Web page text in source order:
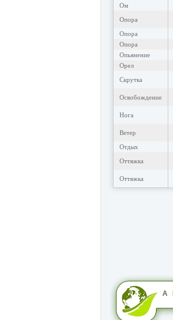
Ом
Опора
Опора
Опора
Опьянение
Орел
Скрутка
Освобождение
Нога
Ветер
Отдых
Оттяжка
Оттяжка
А